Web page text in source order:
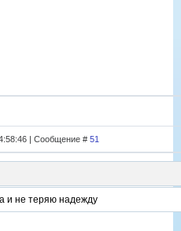
| Сообщение # 51
и не теряю надежду